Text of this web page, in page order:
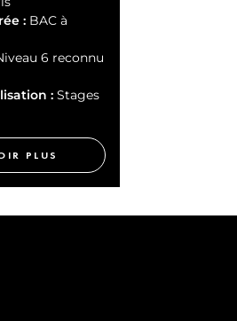
:BAC à
6 reconnu
:Stages
PLUS